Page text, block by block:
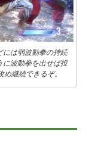
は弱波動拳の持続
に波動拳を出せば投
継続できるぞ。